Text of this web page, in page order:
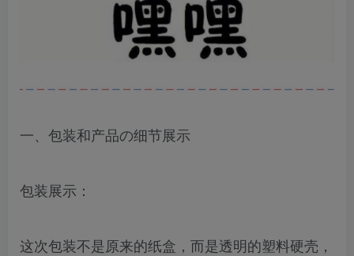
一、包装和产品の细节展示
包装展示：
这次包装不是原来的纸盒，而是透明的塑料硬壳，